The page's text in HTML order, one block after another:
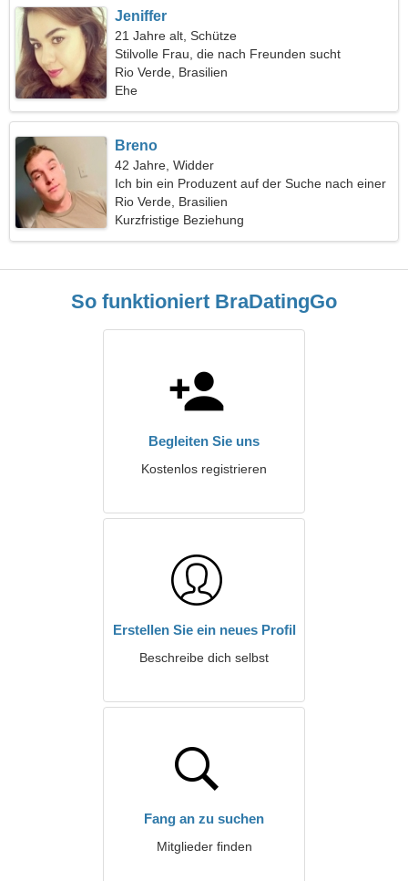
Jeniffer
21 Jahre alt, Schütze
Stilvolle Frau, die nach Freunden sucht
Rio Verde, Brasilien
Ehe
Breno
42 Jahre, Widder
Ich bin ein Produzent auf der Suche nach einer
schönen Frau
Rio Verde, Brasilien
Kurzfristige Beziehung
So funktioniert BraDatingGo
Begleiten Sie uns
Kostenlos registrieren
Erstellen Sie ein neues Profil
Beschreibe dich selbst
Fang an zu suchen
Mitglieder finden